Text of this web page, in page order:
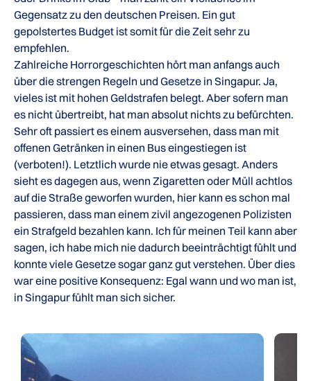
Gegensatz zu den deutschen Preisen. Ein gut
gepolstertes Budget ist somit für die Zeit sehr zu
empfehlen.
Zahlreiche Horrorgeschichten hört man anfangs auch
über die strengen Regeln und Gesetze in Singapur. Ja,
vieles ist mit hohen Geldstrafen belegt. Aber sofern man
es nicht übertreibt, hat man absolut nichts zu befürchten.
Sehr oft passiert es einem ausversehen, dass man mit
offenen Getränken in einen Bus eingestiegen ist
(verboten!). Letztlich wurde nie etwas gesagt. Anders
sieht es dagegen aus, wenn Zigaretten oder Müll achtlos
auf die Straße geworfen wurden, hier kann es schon mal
passieren, dass man einem zivil angezogenen Polizisten
ein Strafgeld bezahlen kann. Ich für meinen Teil kann aber
sagen, ich habe mich nie dadurch beeinträchtigt fühlt und
konnte viele Gesetze sogar ganz gut verstehen. Über dies
war eine positive Konsequenz: Egal wann und wo man ist,
in Singapur fühlt man sich sicher.